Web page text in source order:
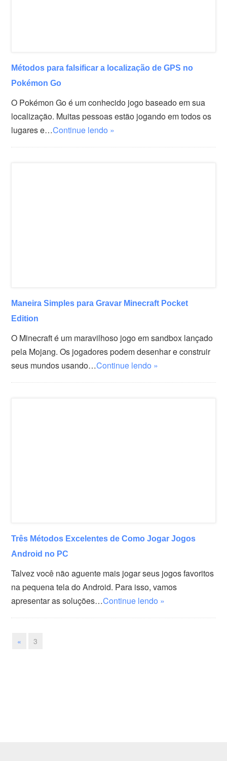
Métodos para falsificar a localização de GPS no
Pokémon Go
O Pokémon Go é um conhecido jogo baseado em sua
localização. Muitas pessoas estão jogando em todos os
lugares e…Continue lendo »
Maneira Simples para Gravar Minecraft Pocket
Edition
O Minecraft é um maravilhoso jogo em sandbox lançado
pela Mojang. Os jogadores podem desenhar e construir
seus mundos usando…Continue lendo »
Três Métodos Excelentes de Como Jogar Jogos
Android no PC
Talvez você não aguente mais jogar seus jogos favoritos
na pequena tela do Android. Para isso, vamos
apresentar as soluções…Continue lendo »
« 3